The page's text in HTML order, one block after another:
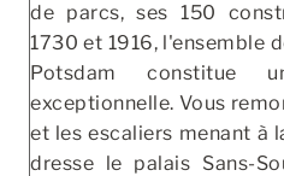
de parcs, ses 150
1730 et 1916, l'ensemble
Potsdam constitue
exceptionnelle. Vous
et les escaliers menant à
dresse le palais Sans-